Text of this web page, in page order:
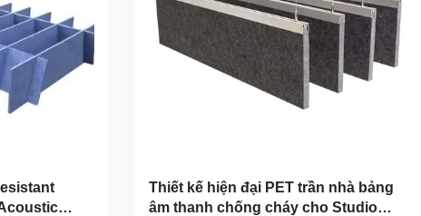
Thiết kế hiện đại PET trần nhà bảng
âm thanh chống cháy cho Studio